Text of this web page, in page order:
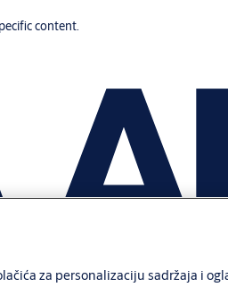
content.
za personalizaciju sadržaja i